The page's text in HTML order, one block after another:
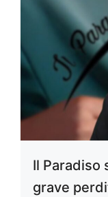
Il Paradiso
grave